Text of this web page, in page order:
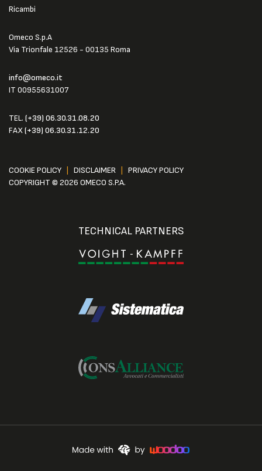
Omeco S.p.A
Via Trionfale 12526 - 00135 Roma
info@omeco.it
IT 00955631007
TEL. (+39) 06.30.31.08.20
FAX(+39) 06.30.31.12.20
Ricambi
COOKIE POLICY DISCLAIMER
PRIVACY POLICY
COPYRIGHT © 2026 OMECO S.P.A.
TECHNICAL PARTNERS